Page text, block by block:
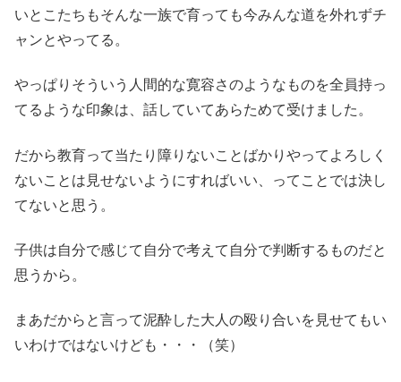
いとこたちもそんな一族で育っても今みんな道を外れずチ
ャンとやってる。
やっぱりそういう人間的な寛容さのようなものを全員持っ
てるような印象は、話していてあらためて受けました。
だから教育って当たり障りないことばかりやってよろしく
ないことは見せないようにすればいい、ってことでは決し
てないと思う。
子供は自分で感じて自分で考えて自分で判断するものだと
思うから。
まあだからと言って泥酔した大人の殴り合いを見せてもい
いわけではないけども・・・（笑）